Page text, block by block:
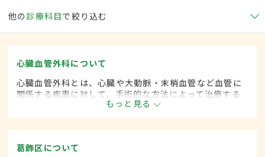
他の 診療科目で絞り込む
心臓血管外科について
心臓血管外科とは、心臓や大動脈・末梢血管など血管に
関係する疾患に対して、手術的な方法によって治療する
外科の一領域で、血管系をより専門としています。
もっと見る
葛飾区について